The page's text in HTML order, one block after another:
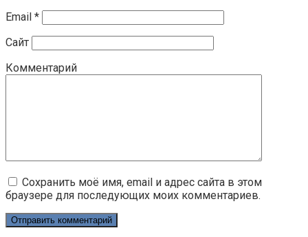
Email *
Сайт
Комментарий
Сохранить моё имя, email и адрес сайта в этом
браузере для последующих моих комментариев.